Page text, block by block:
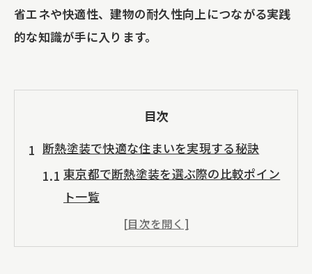
省エネや快適性、建物の耐久性向上につながる実践
的な知識が手に入ります。
目次
断熱塗装で快適な住まいを実現する秘訣
東京都で断熱塗装を選ぶ際の比較ポイン
ト一覧
断熱塗装と断熱窓リフォームの相乗効果
とは